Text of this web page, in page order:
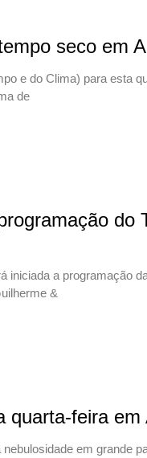
seco em
e do Clima) para esta
de
do
a programação
&
feira
em grande